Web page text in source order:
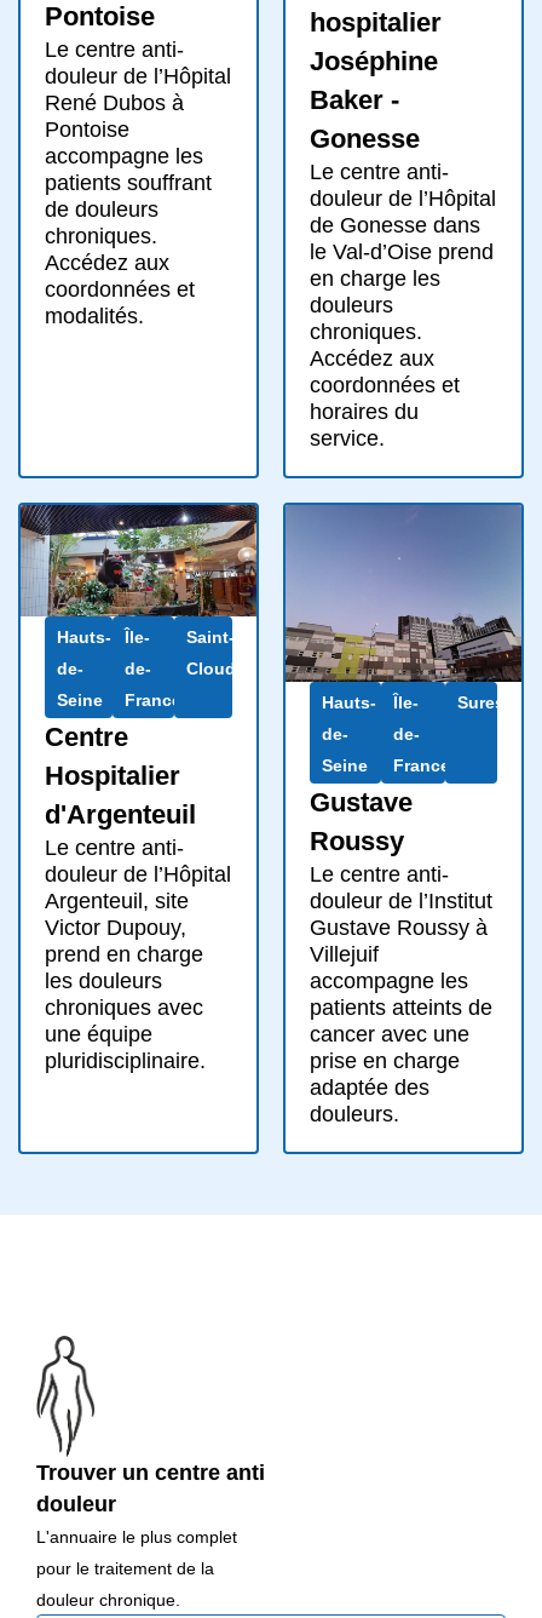
Pontoise
Le centre anti-
douleur de l’Hôpital
René Dubos à
Pontoise
accompagne les
patients souffrant
de douleurs
chroniques.
Accédez aux
coordonnées et
modalités.
hospitalier
Joséphine
Baker -
Gonesse
Le centre anti-
douleur de l’Hôpital
de Gonesse dans
le Val-d’Oise prend
en charge les
douleurs
chroniques.
Accédez aux
coordonnées et
horaires du
service.
Hauts-
de-
Seine
Île-
de-
France
Saint-
Cloud
Centre
Hospitalier
d'Argenteuil
Le centre anti-
douleur de l’Hôpital
Argenteuil, site
Victor Dupouy,
prend en charge
les douleurs
chroniques avec
une équipe
pluridisciplinaire.
Hauts-
de-
Seine
Île-
de-
France
Suresnes
Gustave
Roussy
Le centre anti-
douleur de l’Institut
Gustave Roussy à
Villejuif
accompagne les
patients atteints de
cancer avec une
prise en charge
adaptée des
douleurs.
Trouver un centre anti
douleur
L'annuaire le plus complet
pour le traitement de la
douleur chronique.